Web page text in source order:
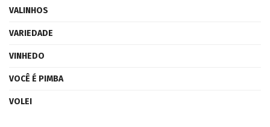
VALINHOS
VARIEDADE
VINHEDO
VOCÊ É PIMBA
VOLEI